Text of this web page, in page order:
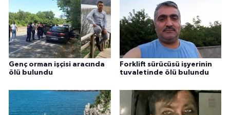
Genç orman işçisi aracında
ölü bulundu
Forklift sürücüsü işyerinin
tuvaletinde ölü bulundu